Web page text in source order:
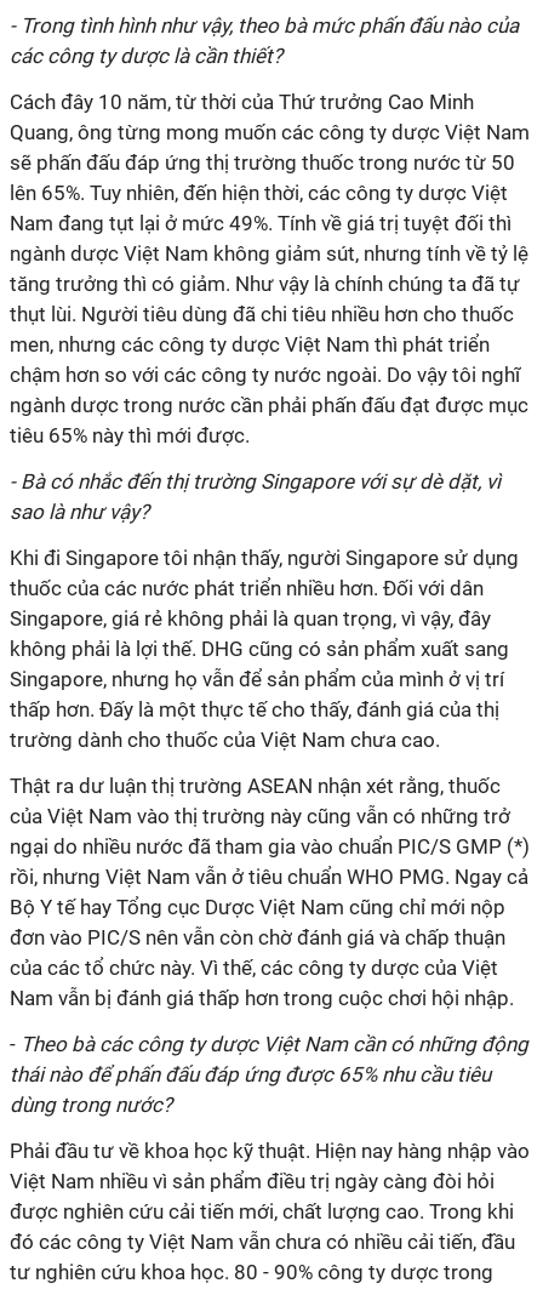
- Trong tình hình như vậy, theo bà mức phấn đấu nào của
các công ty dược là cần thiết?
Cách đây 10 năm, từ thời của Thứ trưởng Cao Minh
Quang, ông từng mong muốn các công ty dược Việt Nam
sẽ phấn đấu đáp ứng thị trường thuốc trong nước từ 50
lên 65%. Tuy nhiên, đến hiện thời, các công ty dược Việt
Nam đang tụt lại ở mức 49%. Tính về giá trị tuyệt đối thì
ngành dược Việt Nam không giảm sút, nhưng tính về tỷ lệ
tăng trưởng thì có giảm. Như vậy là chính chúng ta đã tự
thụt lùi. Người tiêu dùng đã chi tiêu nhiều hơn cho thuốc
men, nhưng các công ty dược Việt Nam thì phát triển
chậm hơn so với các công ty nước ngoài. Do vậy tôi nghĩ
ngành dược trong nước cần phải phấn đấu đạt được mục
tiêu 65% này thì mới được.
- Bà có nhắc đến thị trường Singapore với sự dè dặt, vì
sao là như vậy?
Khi đi Singapore tôi nhận thấy, người Singapore sử dụng
thuốc của các nước phát triển nhiều hơn. Đối với dân
Singapore, giá rẻ không phải là quan trọng, vì vậy, đây
không phải là lợi thế. DHG cũng có sản phẩm xuất sang
Singapore, nhưng họ vẫn để sản phẩm của mình ở vị trí
thấp hơn. Đấy là một thực tế cho thấy, đánh giá của thị
trường dành cho thuốc của Việt Nam chưa cao.
Thật ra dư luận thị trường ASEAN nhận xét rằng, thuốc
của Việt Nam vào thị trường này cũng vẫn có những trở
ngại do nhiều nước đã tham gia vào chuẩn PIC/S GMP (*)
rồi, nhưng Việt Nam vẫn ở tiêu chuẩn WHO PMG. Ngay cả
Bộ Y tế hay Tổng cục Dược Việt Nam cũng chỉ mới nộp
đơn vào PIC/S nên vẫn còn chờ đánh giá và chấp thuận
của các tổ chức này. Vì thế, các công ty dược của Việt
Nam vẫn bị đánh giá thấp hơn trong cuộc chơi hội nhập.
- Theo bà các công ty dược Việt Nam cần có những động
thái nào để phấn đấu đáp ứng được 65% nhu cầu tiêu
dùng trong nước?
Phải đầu tư về khoa học kỹ thuật. Hiện nay hàng nhập vào
Việt Nam nhiều vì sản phẩm điều trị ngày càng đòi hỏi
được nghiên cứu cải tiến mới, chất lượng cao. Trong khi
đó các công ty Việt Nam vẫn chưa có nhiều cải tiến, đầu
tư nghiên cứu khoa học. 80 - 90% công ty dược trong